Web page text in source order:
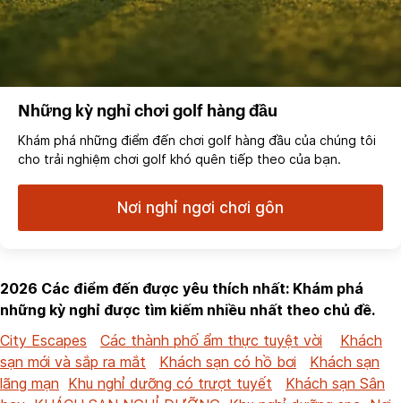
Những kỳ nghỉ chơi golf hàng đầu
Khám phá những điểm đến chơi golf hàng đầu của chúng tôi
cho trải nghiệm chơi golf khó quên tiếp theo của bạn.
Nơi nghỉ ngơi chơi gôn
2026 Các điểm đến được yêu thích nhất: Khám phá
những kỳ nghỉ được tìm kiếm nhiều nhất theo chủ đề.
City Escapes
Các thành phố ẩm thực tuyệt vời
Khách
sạn mới và sắp ra mắt
Khách sạn có hồ bơi
Khách sạn
lãng mạn Khu nghỉ dưỡng có trượt tuyết
Khách sạn Sân